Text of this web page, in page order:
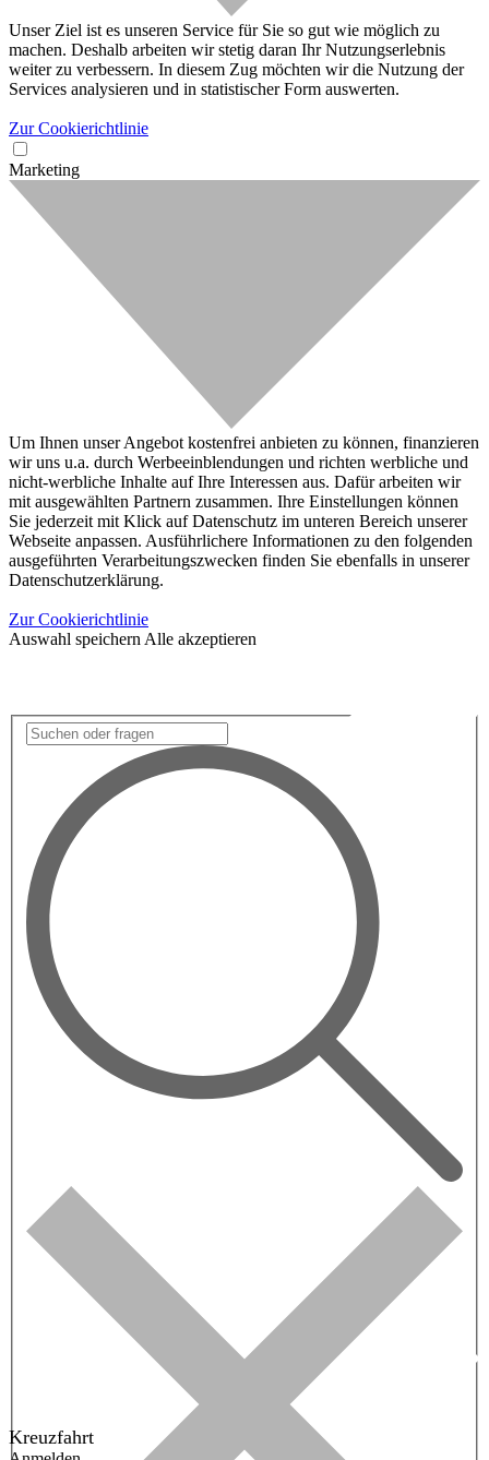
Unser Ziel ist es unseren Service für Sie so gut wie möglich zu
machen. Deshalb arbeiten wir stetig daran Ihr Nutzungserlebnis
weiter zu verbessern. In diesem Zug möchten wir die Nutzung der
Services analysieren und in statistischer Form auswerten.
Zur Cookierichtlinie
Marketing
Um Ihnen unser Angebot kostenfrei anbieten zu können, finanzieren
wir uns u.a. durch Werbeeinblendungen und richten werbliche und
nicht-werbliche Inhalte auf Ihre Interessen aus. Dafür arbeiten wir
mit ausgewählten Partnern zusammen. Ihre Einstellungen können
Sie jederzeit mit Klick auf Datenschutz im unteren Bereich unserer
Webseite anpassen. Ausführlichere Informationen zu den folgenden
ausgeführten Verarbeitungszwecken finden Sie ebenfalls in unserer
Datenschutzerklärung.
Zur Cookierichtlinie
Auswahl speichern Alle akzeptieren
Kreuzfahrt